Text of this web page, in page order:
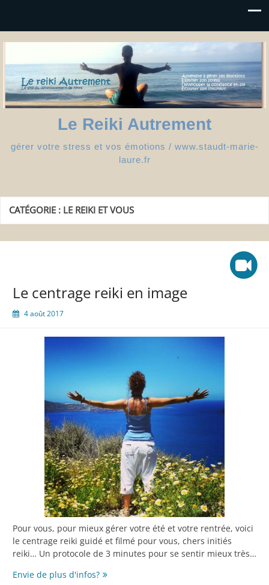
Le Reiki Autrement
gérer votre stress et vos émotions / www.staudt-marie-
laure.fr
CATÉGORIE : LE REIKI ET VOUS
Le centrage reiki en image
4 août 2017
Pour vous, pour mieux gérer votre été et votre rentrée, voici
le centrage reiki guidé et filmé pour vous, chers initiés
reiki… Un protocole de 3 minutes pour se sentir mieux très…
Envie de plus d'infos?Le